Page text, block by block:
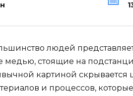
людей
стоящие на
картиной скрывается
и процессов,